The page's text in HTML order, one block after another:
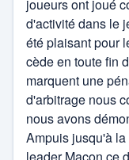
Rugby féminin
Canoé -kayak
CS Vienne
Danse sportive
Badminton
Basket
Club hippique
cyclisme
Danse
joueurs ont joué
d'activité dans le
été plaisant pour
cède en toute fin
marquent une
d'arbitrage nous
nous avons
Ampuis jusqu'à